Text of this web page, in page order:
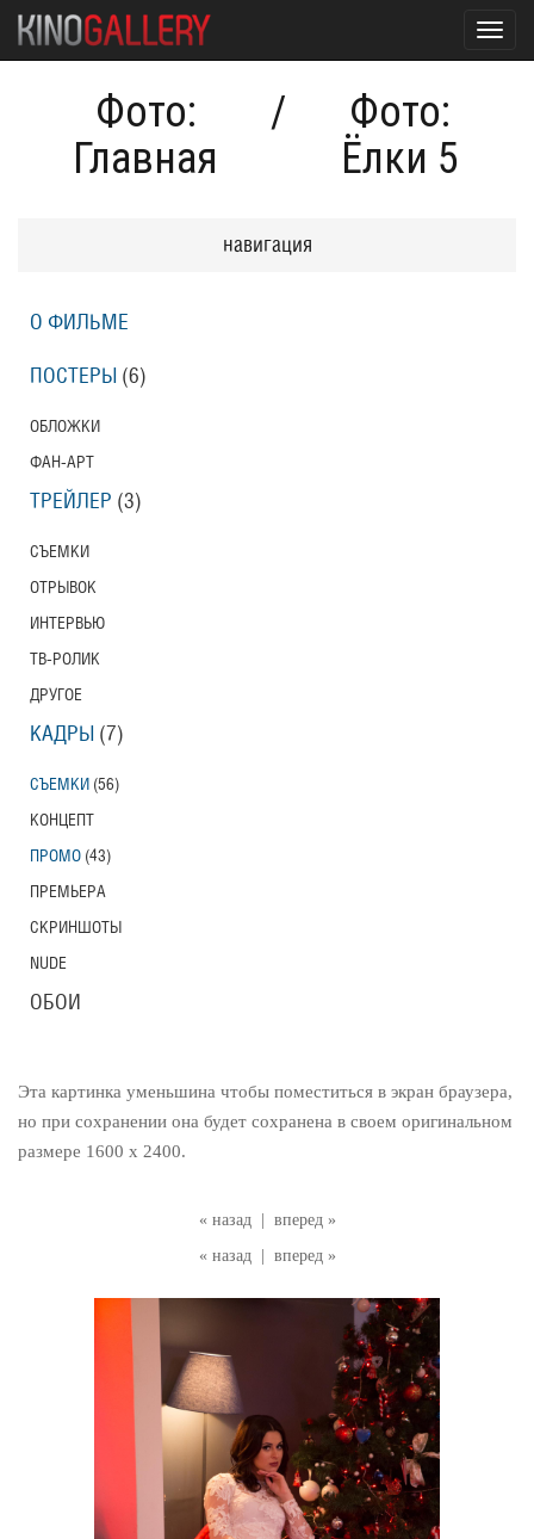
Фото:
Главная
/
Фото:
Ёлки 5
« назад
вперед »
« назад
вперед »
Эта картинка уменьшина чтобы поместиться в экран браузера,
но при сохранении она будет сохранена в своем оригинальном
размере 1600 x 2400.
навигация
О ФИЛЬМЕ
ПОСТЕРЫ (6)
ОБЛОЖКИ
ФАН-АРТ
ТРЕЙЛЕР (3)
СЪЕМКИ
ОТРЫВОК
ИНТЕРВЬЮ
ТВ-РОЛИК
ДРУГОЕ
КАДРЫ (7)
СЪЕМКИ (56)
КОНЦЕПТ
ПРОМО (43)
ПРЕМЬЕРА
СКРИНШОТЫ
NUDE
ОБОИ